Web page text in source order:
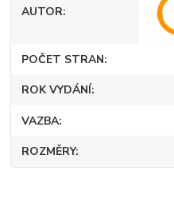
AUTOR
POČET STRAN
ROK VYDÁNÍ
VAZBA
ROZMĚRY